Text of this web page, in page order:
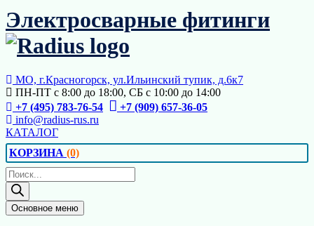
Перейти
к
содержимому
Электросварные фитинги
МО, г.Красногорск, ул.Ильинский тупик, д.6к7
ПН-ПТ с 8:00 до 18:00, СБ с 10:00 до 14:00
+7 (495) 783-76-54
+7 (909) 657-36-05
info@radius-rus.ru
КАТАЛОГ
КОРЗИНА (0)
Поиск
товаров
Основное меню